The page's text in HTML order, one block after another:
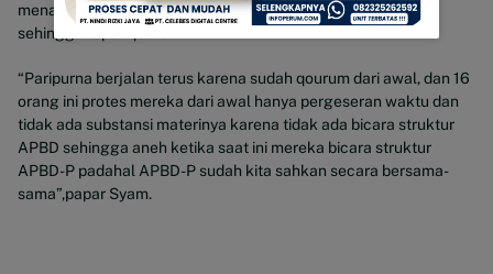
menandatangani daftar hadir ada 28 orang anggota DPRD
sehingga rapat qourum.
“Paripurna berjalan terus karena sudah qourum dari awal, dan 16
orang ini protes mereka dari awal hanya pergeseran waktu dan
tidak ada substansi materinya karena tidak ada bicara struktur
APBD sehingga aneh ketika saat ini mereka bicara struktur
APBD-P padahal APBD-P sudah kita sahkan secara bersama-
sama”,papar Syam.